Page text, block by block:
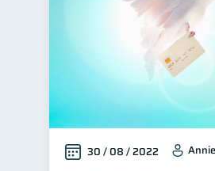
Inversiones 2
Cuenta Inactiva
Finanzas Personales 1
Finanzas en Pareja
Educación Financiera 1
30 / 08 / 2022